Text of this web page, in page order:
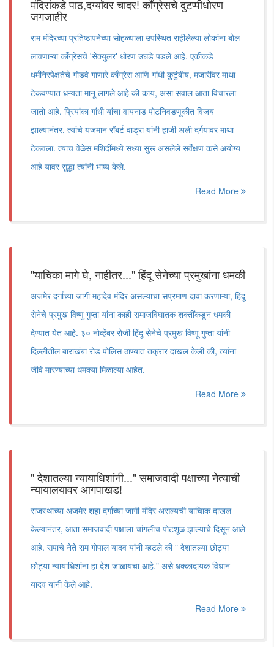
मंदिरांकडे पाठ,दर्ग्यांवर चादर! काँग्रेसचे दुटप्पीधोरण
जगजाहीर
राम मंदिरच्या प्रतिष्ठापनेच्या सोहळ्याला उपस्थित राहीलेल्या लोकांना बोल
लावणाऱ्या काँग्रेसचे 'सेक्युलर' धोरण उघडे पडले आहे. एकीकडे
धर्मनिरपेक्षतेचे गोडवे गाणारे काँग्रेस आणि गांधी कुटुंबीय, मजारींवर माथा
टेकवण्यात धन्यता मानू लागले आहे की काय, असा सवाल आता विचारला
जातो आहे. प्रियांका गांधी यांचा वायनाड पोटनिवडणूकीत विजय
झाल्यानंतर, त्यांचे यजमान रॉबर्ट वाड्रा यांनी हाजी अली दर्गयावर माथा
टेकवला. त्याच वेळेस मशिदींमध्ये सध्या सुरू असलेले सर्वेक्षण कसे अयोग्य
आहे यावर सुद्धा त्यांनी भाष्य केले.
Read More
"याचिका मागे घे, नाहीतर..." हिंदू सेनेच्या प्रमुखांना धमकी
अजमेर दर्गाच्या जागी महादेव मंदिर असल्याचा सप्रमाण दावा करणाऱ्या, हिंदू
सेनेचे प्रमुख विष्णु गुप्ता यांना काही समाजविघातक शक्तींकडून धमकी
देण्यात येत आहे. ३० नोव्हेंबर रोजी हिंदू सेनेचे प्रमुख विष्णू गुप्ता यांनी
दिल्लीतील बाराखंबा रोड पोलिस ठाण्यात तक्रार दाखल केली की, त्यांना
जीवे मारण्याच्या धमक्या मिळाल्या आहेत.
Read More
" देशातल्या न्यायाधिशांनी..." समाजवादी पक्षाच्या नेत्याची
न्यायालयावर आगपाखड!
राजस्थाच्या अजमेर शहा दर्गाच्या जागी मंदिर असल्यची याचिाक दाखल
केल्यानंतर, आता समाजवादी पक्षाला चांगलीच पोटशूळ झाल्याचे दिसून आले
आहे. सपाचे नेते राम गोपाल यादव यांनी म्हटले की " देशातल्या छोट्या
छोट्या न्यायाधिशांना हा देश जाळायचा आहे." असे धक्कादायक विधान
यादव यांनी केले आहे.
Read More